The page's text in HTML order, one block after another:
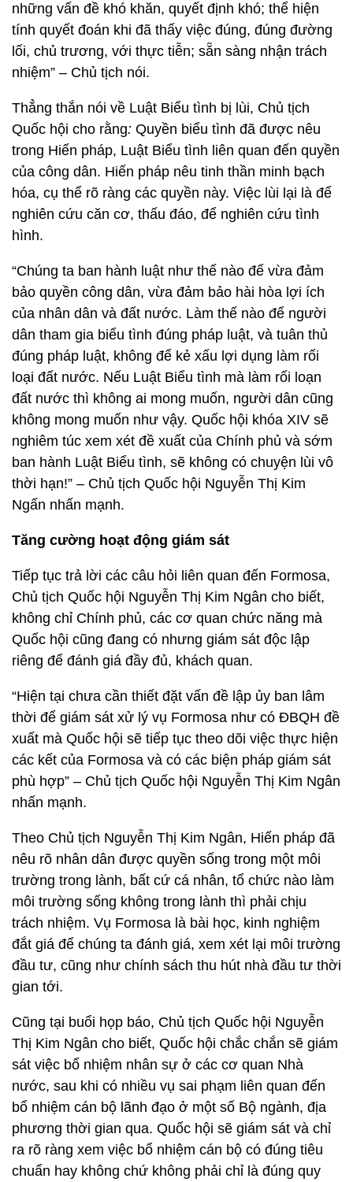
những vấn đề khó khăn, quyết định khó; thể hiện
tính quyết đoán khi đã thấy việc đúng, đúng đường
lối, chủ trương, với thực tiễn; sẵn sàng nhận trách
nhiệm” – Chủ tịch nói.
Thẳng thắn nói về Luật Biểu tình bị lùi, Chủ tịch
Quốc hội cho rằng: Quyền biểu tình đã được nêu
trong Hiến pháp, Luật Biểu tình liên quan đến quyền
của công dân. Hiến pháp nêu tinh thần minh bạch
hóa, cụ thể rõ ràng các quyền này. Việc lùi lại là để
nghiên cứu căn cơ, thấu đáo, để nghiên cứu tình
hình.
“Chúng ta ban hành luật như thế nào để vừa đảm
bảo quyền công dân, vừa đảm bảo hài hòa lợi ích
của nhân dân và đất nước. Làm thế nào để người
dân tham gia biểu tình đúng pháp luật, và tuân thủ
đúng pháp luật, không để kẻ xấu lợi dụng làm rối
loại đất nước. Nếu Luật Biểu tình mà làm rối loạn
đất nước thì không ai mong muốn, người dân cũng
không mong muốn như vậy. Quốc hội khóa XIV sẽ
nghiêm túc xem xét đề xuất của Chính phủ và sớm
ban hành Luật Biểu tình, sẽ không có chuyện lùi vô
thời hạn!” – Chủ tịch Quốc hội Nguyễn Thị Kim
Ngấn nhấn mạnh.
Tăng cường hoạt động giám sát
Tiếp tục trả lời các câu hỏi liên quan đến Formosa,
Chủ tịch Quốc hội Nguyễn Thị Kim Ngân cho biết,
không chỉ Chính phủ, các cơ quan chức năng mà
Quốc hội cũng đang có nhưng giám sát độc lập
riêng để đánh giá đầy đủ, khách quan.
“Hiện tại chưa cần thiết đặt vấn đề lập ủy ban lâm
thời để giám sát xử lý vụ Formosa như có ĐBQH đề
xuất mà Quốc hội sẽ tiếp tục theo dõi việc thực hiện
các kết của Formosa và có các biện pháp giám sát
phù hợp” – Chủ tịch Quốc hội Nguyễn Thị Kim Ngân
nhấn mạnh.
Theo Chủ tịch Nguyễn Thị Kim Ngân, Hiến pháp đã
nêu rõ nhân dân được quyền sống trong một môi
trường trong lành, bất cứ cá nhân, tổ chức nào làm
môi trường sống không trong lành thì phải chịu
trách nhiệm. Vụ Formosa là bài học, kinh nghiệm
đắt giá để chúng ta đánh giá, xem xét lại môi trường
đầu tư, cũng như chính sách thu hút nhà đầu tư thời
gian tới.
Cũng tại buổi họp báo, Chủ tịch Quốc hội Nguyễn
Thị Kim Ngân cho biết, Quốc hội chắc chắn sẽ giám
sát việc bổ nhiệm nhân sự ở các cơ quan Nhà
nước, sau khi có nhiều vụ sai phạm liên quan đến
bổ nhiệm cán bộ lãnh đạo ở một số Bộ ngành, địa
phương thời gian qua. Quốc hội sẽ giám sát và chỉ
ra rõ ràng xem việc bổ nhiệm cán bộ có đúng tiêu
chuẩn hay không chứ không phải chỉ là đúng quy